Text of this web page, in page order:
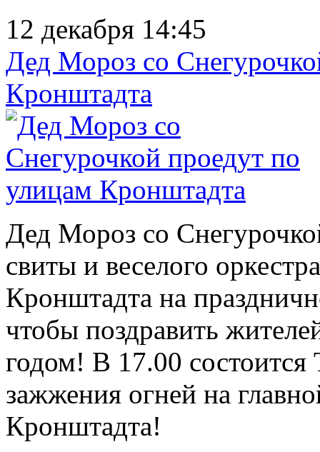
12 декабря 14:45
Дед Мороз со
Кронштадта
Дед Мороз со
свиты и веселого
Кронштадта на
чтобы поздравить
годом! В 17.00 состоится
зажжения огней на
Кронштадта!